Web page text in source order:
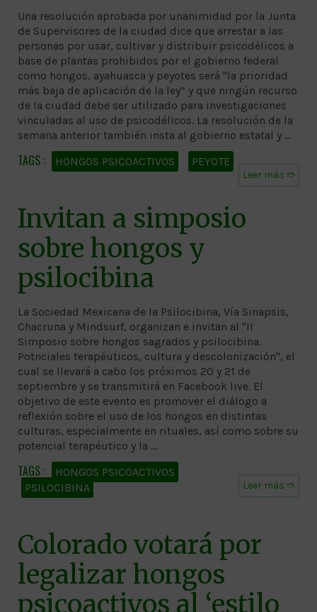
Una resolución aprobada por unanimidad por la Junta
de Supervisores de la ciudad dice que arrestar a las
personas por usar, cultivar y distribuir psicodélicos a
base de plantas prohibidos por el gobierno federal
como hongos, ayahuasca y peyotes será "la prioridad
más baja de aplicación de la ley” y que ningún recurso
de la ciudad debe ser utilizado para investigaciones
vinculadas al uso de psicodélicos. La resolución de la
semana anterior también insta al gobierno estatal y …
Leer más ➱
HONGOS PSICOACTIVOS PEYOTE
Invitan a simposio
sobre hongos y
psilocibina
La Sociedad Mexicana de la Psilocibina, Vía Sinapsis,
Chacruna y Mindsurf, organizan e invitan al "II
Simposio sobre hongos sagrados y psilocibina.
Potnciales terapéuticos, cultura y descolonización", el
cual se llevará a cabo los próximos 20 y 21 de
septiembre y se transmitirá en Facebook live. El
objetivo de este evento es promover el diálogo a
reflexión sobre el uso de los hongos en distintas
culturas, especialmente en rituales, así como sobre su
potencial terapéutico y la …
Leer más ➱
HONGOS PSICOACTIVOS
PSILOCIBINA
Colorado votará por
legalizar hongos
psicoactivos al ‘estilo